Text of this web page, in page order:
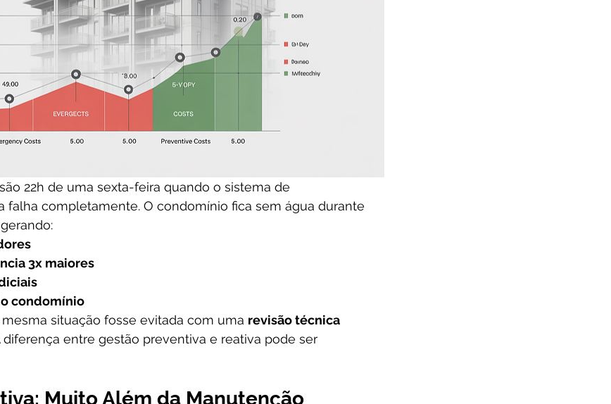
22h de uma sexta-feira quando o sistema de
falha completamente. O condomínio fica sem água durante
3x maiores
condomínio
situação fosse evitada com uma revisão técnica
diferença entre gestão preventiva e reativa pode ser
Muito Além da Manutenção